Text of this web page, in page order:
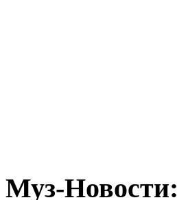
Муз-Новости: